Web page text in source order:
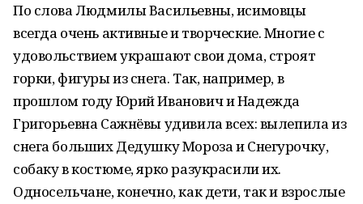
По слова Людмилы Васильевны, исимовцы
всегда очень активные и творческие. Многие с
удовольствием украшают свои дома, строят
горки, фигуры из снега. Так, например, в
прошлом году Юрий Иванович и Надежда
Григорьевна Сажнёвы удивила всех: вылепила из
снега больших Дедушку Мороза и Снегурочку,
собаку в костюме, ярко разукрасили их.
Односельчане, конечно, как дети, так и взрослые